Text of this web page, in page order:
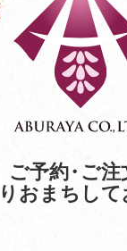
ご予約・ご注
おまちして